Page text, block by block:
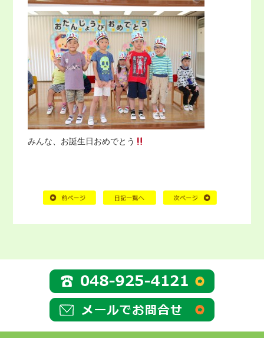
みんな、お誕生日おめでとう